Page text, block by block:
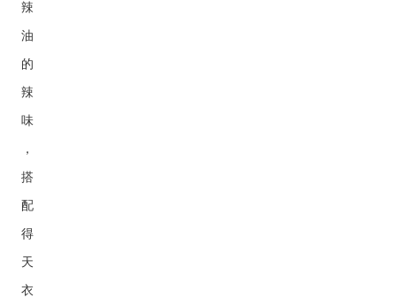
辣
油
的
辣
味
，
搭
配
得
天
衣